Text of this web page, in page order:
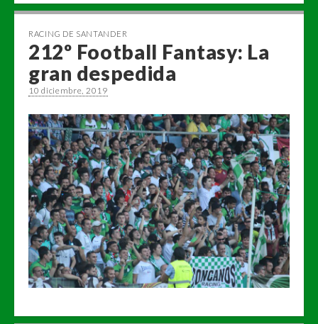
RACING DE SANTANDER
212º Football Fantasy: La
gran despedida
10 diciembre, 2019